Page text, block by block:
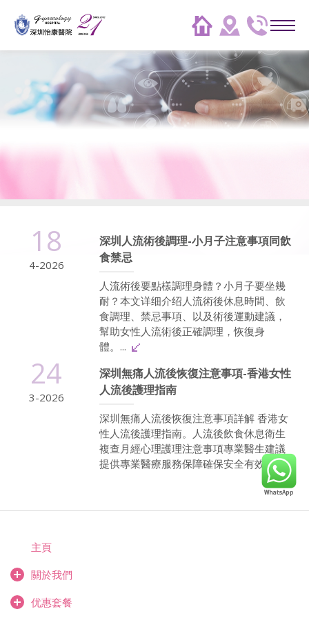
18
4-2026
深圳人流術後調理-小月子注意事項同飲
食禁忌
人流術後要點樣調理身體？小月子要坐幾
耐？本文详细介绍人流術後休息時間、飲
食調理、禁忌事項、以及術後運動建議，
幫助女性人流術後正確調理，恢復身
體。...
24
3-2026
深圳無痛人流後恢復注意事項-香港女性
人流後護理指南
深圳無痛人流後恢復注意事項詳解 香港女
性人流後護理指南。人流後飲食休息衛生
複查月經心理護理注意事項專業醫生建議
提供專業醫療服務保障確保安全有效...
主頁
關於我們
优惠套餐